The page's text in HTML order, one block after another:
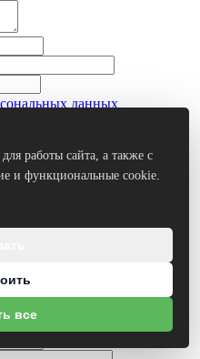
данных
данных
работы сайта, а также с
и функциональные cookie.
все